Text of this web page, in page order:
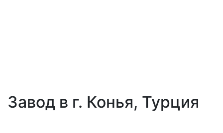
Завод в г. Конья, Турция